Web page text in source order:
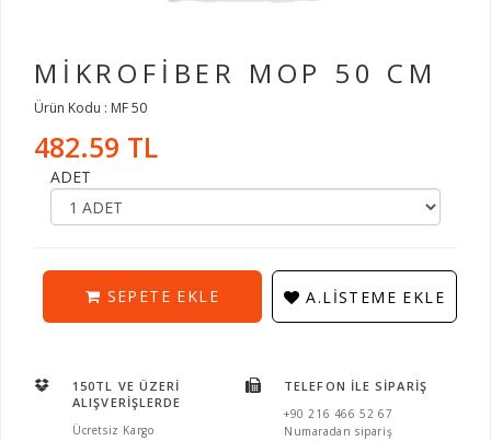
MİKROFİBER MOP 50 CM
Ürün Kodu : MF 50
482.59 TL
ADET
SEPETE EKLE A.LISTEME EKLE
150TL VE ÜZERI
ALIŞVERIŞLERDE
Ücretsiz Kargo
TELEFON İLE SIPARIŞ
+90 216 466 52 67
Numaradan sipariş